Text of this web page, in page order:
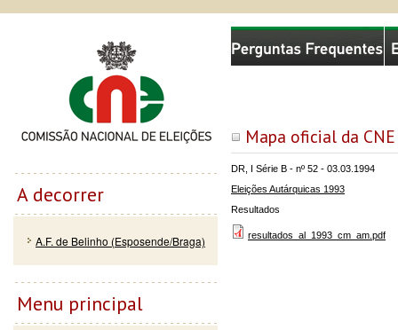
Mapa oficial da
DR, I Série B - nº 52 - 03.03.1994
Eleições Autárquicas 1993
Resultados
resultados_al_1993_cm_am.pdf
Comissão Nacional de Eleições
A decorrer
A.F. de Belinho (Esposende/Braga)
Menu principal